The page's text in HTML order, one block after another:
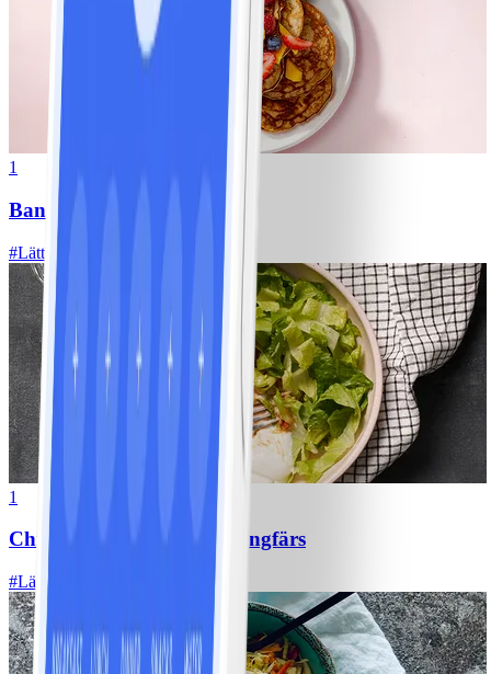
1
Bananpannkakor
#Lätt 5 MIN
1
Chili con carne med kycklingfärs
#Lätt